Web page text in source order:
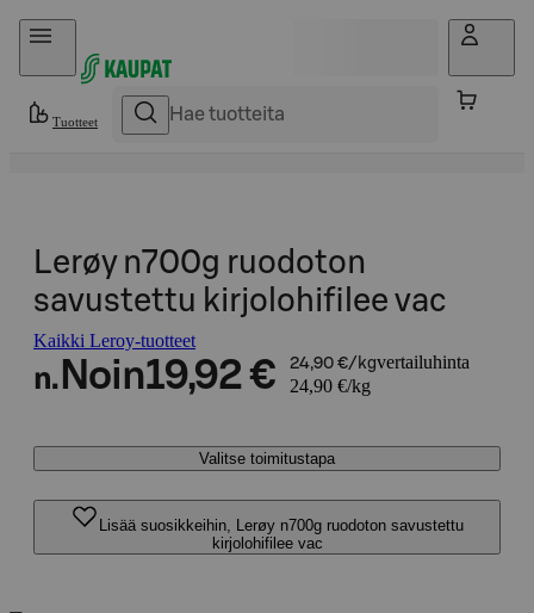
Hyppää sisältöön
Tuotteet
Lerøy n700g ruodoton
savustettu kirjolohifilee vac
Kaikki Leroy-tuotteet
n. Noin19,92 € 24,90 €/kgvertailuhinta
24,90 €/kg
Valitse toimitustapa
Lisää suosikkeihin, Lerøy n700g ruodoton savustettu
kirjolohifilee vac